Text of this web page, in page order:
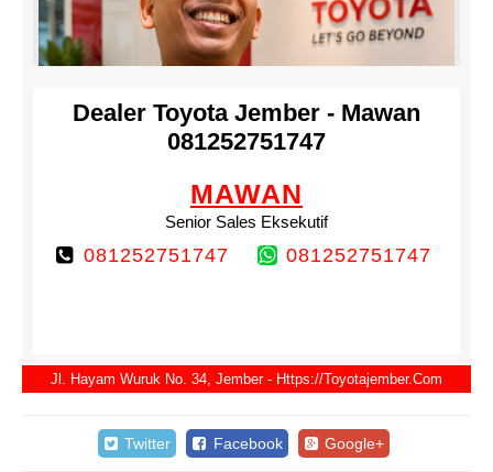
Dealer Toyota Jember - Mawan
081252751747
MAWAN
Senior Sales Eksekutif
081252751747 081252751747
Jl. Hayam Wuruk No. 34, Jember - Https://toyotajember.com
Twitter Facebook Google+